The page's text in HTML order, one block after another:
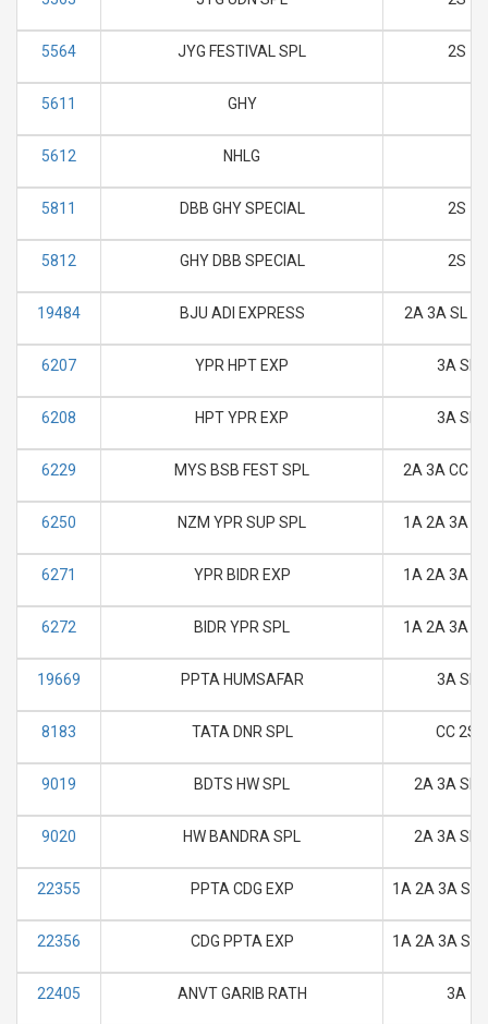
5564 JYG FESTIVAL SPL 2S
5611 GHY
5612 NHLG
5811 DBB GHY SPECIAL 2S
5812 GHY DBB SPECIAL 2S
19484 BJU ADI EXPRESS 2A 3A SL
6207 YPR HPT EXP 3A SL
6208 HPT YPR EXP 3A SL
6229 MYS BSB FEST SPL 2A 3A CC
6250 NZM YPR SUP SPL 1A 2A 3A
6271 YPR BIDR EXP 1A 2A 3A
6272 BIDR YPR SPL 1A 2A 3A
19669 PPTA HUMSAFAR 3A SL
8183 TATA DNR SPL CC 2S
9019 BDTS HW SPL 2A 3A SL
9020 HW BANDRA SPL 2A 3A SL
22355 PPTA CDG EXP 1A 2A 3A SL
22356 CDG PPTA EXP 1A 2A 3A SL
22405 ANVT GARIB RATH 3A